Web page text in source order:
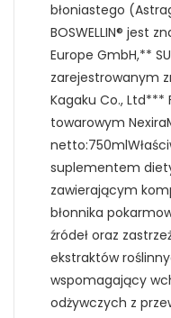
błoniastego
BOSWELLIN® jest
Europe GmbH,**
zarejestrowanym
Kagaku Co., Ltd***
towarowym
suplementem
zawierającym
błonnika
źródeł oraz
ekstraktów
wspomagający
odżywczych z